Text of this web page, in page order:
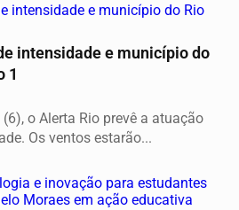
intensidade e município do
1
o Alerta Rio prevê a atuação
Os ventos estarão...